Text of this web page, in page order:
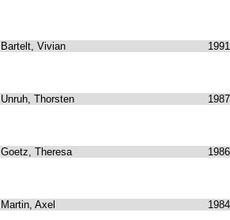
Bartelt, Vivian 1991
Unruh, Thorsten 1987
Goetz, Theresa 1986
Martin, Axel 1984